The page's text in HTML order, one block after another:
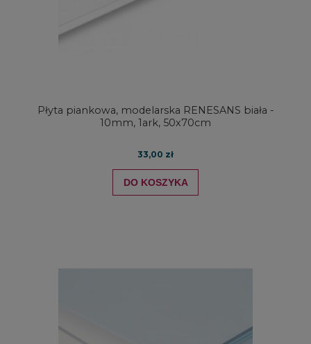
Płyta piankowa, modelarska RENESANS biała -
10mm, 1ark, 50x70cm
33,00 zł
DO KOSZYKA